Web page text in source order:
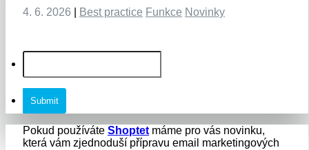
4. 6. 2026 Best practice Funkce Novinky
Pokud používáte Shoptet máme pro vás novinku,
která vám zjednoduší přípravu email marketingových